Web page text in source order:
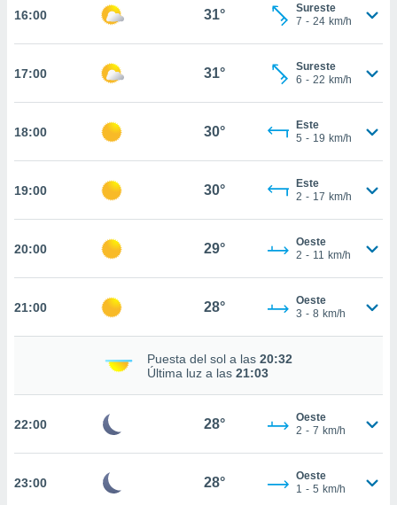
acceder a
únicos
este sitio
de
posible
a lo que
su
16:00 31°
Sureste
7 - 24 km/h
17:00 31°
Sureste
6 - 22 km/h
18:00 30°
Este
5 - 19 km/h
19:00 30°
Este
2 - 17 km/h
20:00 29°
Oeste
2 - 11 km/h
21:00 28°
Oeste
3 - 8 km/h
Puesta del sol a las 20:32
Última luz a las 21:03
22:00 28°
Oeste
2 - 7 km/h
23:00 28°
Oeste
1 - 5 km/h